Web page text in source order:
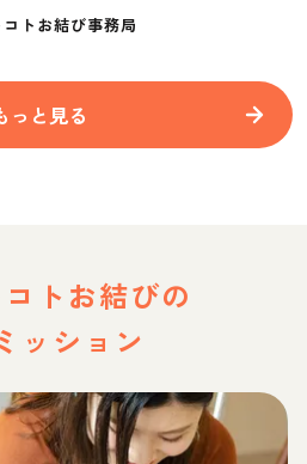
ものを紹介
トお結び事務局
っと見る
トお結びの
ッション